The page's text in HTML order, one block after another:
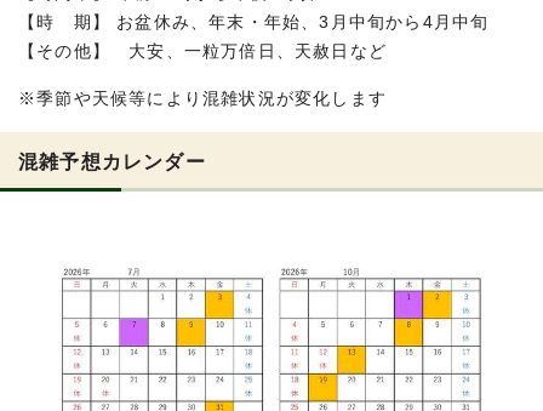
【時 期】 お盆休み、年末・年始、3月中旬から4月中旬
【その他】 大安、一粒万倍日、天赦日など
※季節や天候等により混雑状況が変化します
混雑予想カレンダー